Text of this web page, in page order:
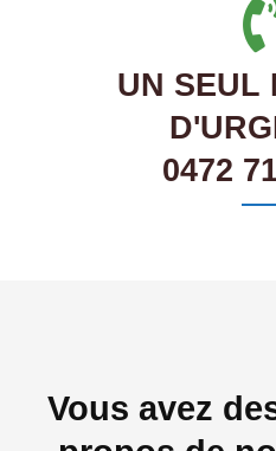
UN SEUL
0472
Vous avez